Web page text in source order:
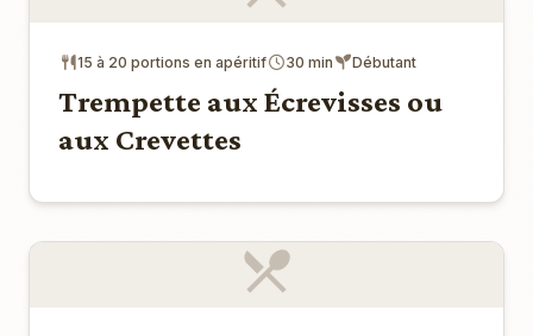
15 à 20 portions en apéritif 30 min Débutant
Trempette aux Écrevisses ou
aux Crevettes